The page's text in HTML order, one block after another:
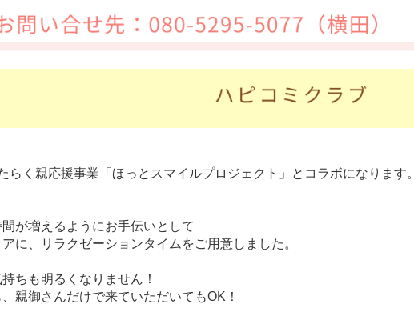
らく親応援事業「ほっとスマイルプロジェクト」とコラボになります。
が増えるようにお手伝いとして
に、リラクゼーションタイムをご用意しました。
ちも明るくなりません！
親御さんだけで来ていただいてもOK！